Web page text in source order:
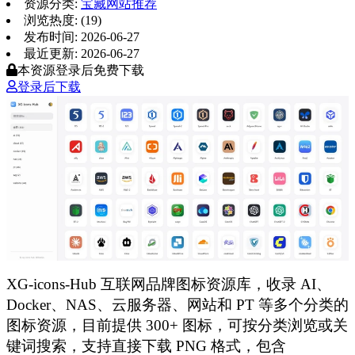
资源分类: 宝藏网站推荐
浏览热度: (19)
发布时间: 2026-06-27
最近更新: 2026-06-27
本资源登录后免费下载
登录后下载
XG-icons-Hub 互联网品牌图标资源库，收录 AI、
Docker、NAS、云服务器、网站和 PT 等多个分类的
图标资源，目前提供 300+ 图标，可按分类浏览或关
键词搜索，支持直接下载 PNG 格式，包含